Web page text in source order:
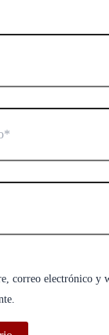
correo electrónico y